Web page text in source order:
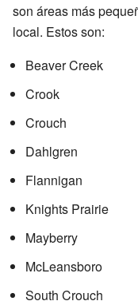
son áreas más
local. Estos son:
Beaver Creek
Crook
Crouch
Dahlgren
Flannigan
Knights Prairie
Mayberry
McLeansboro
South Crouch